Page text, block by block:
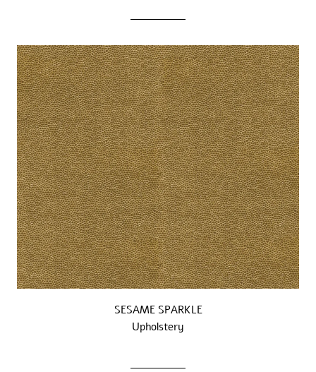
SESAME SPARKLE
Upholstery